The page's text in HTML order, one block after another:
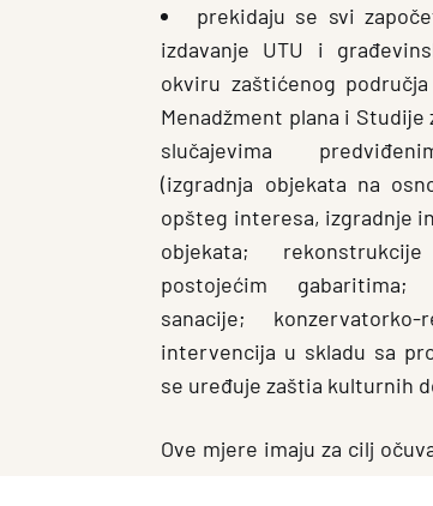
prekidaju se svi
izdavanje UTU i
okviru zaštićenog
Menadžment plana i
slučajevima
(izgradnja objekata na
opšteg interesa, izgradnje
objekata;
postojećim
sanacije; konzervatorko-
intervencija u skladu sa
se uređuje zaštia kulturnih
Ove mjere imaju za cilj